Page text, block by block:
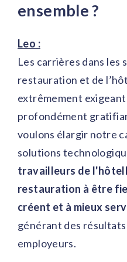
ensemble ?
Leo :
Les carrières dans les
restauration et de
extrêmement
profondément
voulons élargir notre
solutions
travailleurs de
restauration à être
créent et à mieux
générant des
employeurs.